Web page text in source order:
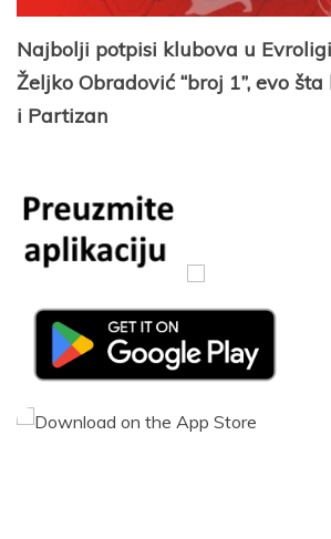
Najbolji potpisi klubova u Evroligi
Željko Obradović “broj 1”, evo
i Partizan